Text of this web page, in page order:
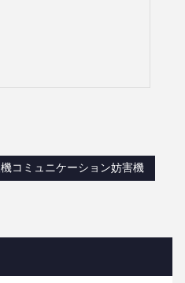
コミュニケーション妨害機